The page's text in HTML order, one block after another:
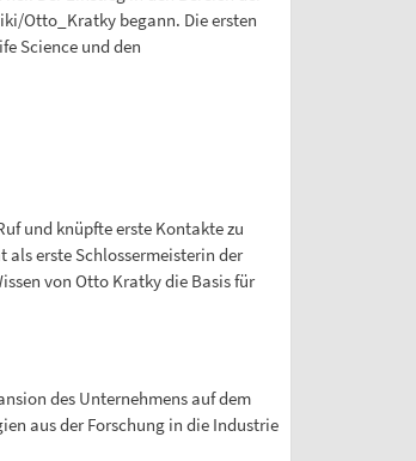
Otto_Kratky begann. Die ersten
Science und den
und knüpfte erste Kontakte zu
erste Schlossermeisterin der
von Otto Kratky die Basis für
des Unternehmens auf dem
aus der Forschung in die Industrie